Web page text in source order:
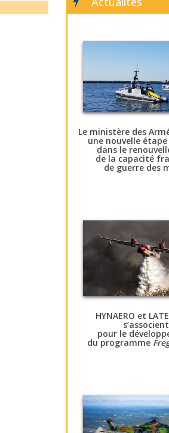
Le ministère des
une nouvelle
dans le
de la capacité
de guerre des
HYNAERO et
s’associent
pour le
du programme